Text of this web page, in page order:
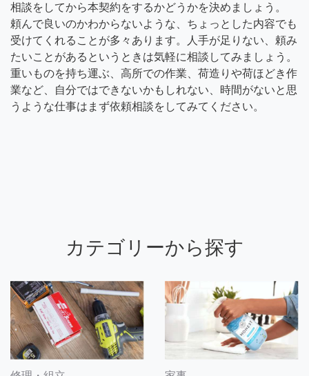
相談をしてから本契約をするかどうかを決めましょう。
頼んで良いのかわからないような、ちょっとした内容でも
受けてくれることが多々あります。人手が足りない、頼み
たいことがあるというときは気軽に相談してみましょう。
重いものを持ち運ぶ、高所での作業、荷造りや荷ほどき作
業など、自分ではできないかもしれない、時間がないと思
うような仕事はまず依頼相談をしてみてください。
カテゴリーから探す